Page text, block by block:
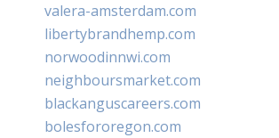
valera-amsterdam.com
libertybrandhemp.com
norwoodinnwi.com
neighboursmarket.com
blackanguscareers.com
bolesfororegon.com